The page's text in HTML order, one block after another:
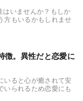
はいませんか？もしか
方もいるかもしれませ
徴。異性だと恋愛に
いると心が癒されて安
いられるため恋愛にも